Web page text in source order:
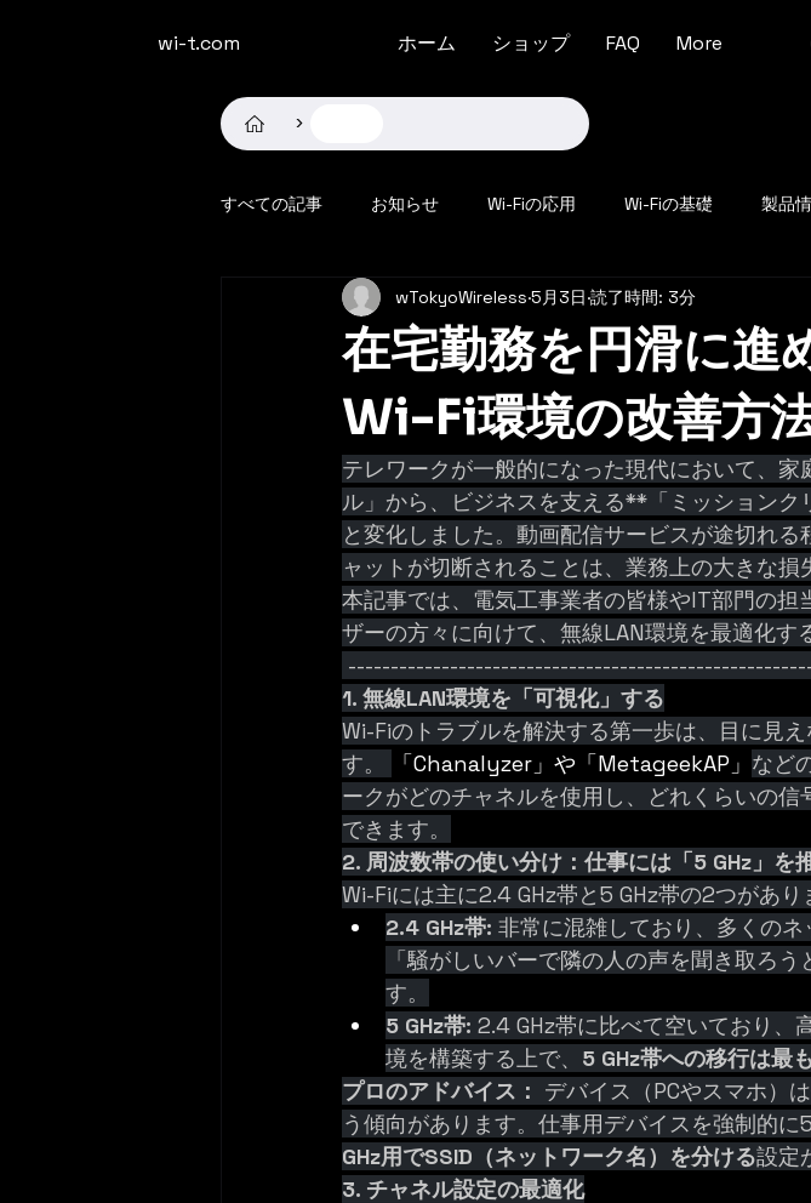
​wi-t.com ホーム ショップ FAQ More
>
すべての記事 お知らせ Wi-Fiの応用 Wi-Fiの基礎 製品
在宅勤務を円滑に進
Wi-Fi環境の改善方
wTokyoWireless 5月3日 読了時間: 3分
テレワークが一般的になった現代において、
ル」から、ビジネスを支える**「ミッション
と変化しました。動画配信サービスが途切れ
ャットが切断されることは、業務上の大きな損
本記事では、電気工事業者の皆様やIT部門の
ザーの方々に向けて、無線LAN環境を最適化す
1. 無線LAN環境を「可視化」する
Wi-Fiのトラブルを解決する第一歩は、目に見
す。
「Chanalyzer」や「MetageekAP」 など
ークがどのチャネルを使用し、どれくらいの
できます。
2. 周波数帯の使い分け：仕事には「5 GHz」を
Wi-Fiには主に2.4 GHz帯と5 GHz帯の2つがあり
2.4 GHz帯: 非常に混雑しており、多くの
「騒がしいバーで隣の人の声を聞き取ろ
す。
5 GHz帯: 2.4 GHz帯に比べて空いており、
境を構築する上で、 5 GHz帯への移行は最
プロのアドバイス： デバイス（PCやスマホ）
う傾向があります。仕事用デバイスを強制的に
GHz用でSSID（ネットワーク名）を分ける設定
3. チャネル設定の最適化